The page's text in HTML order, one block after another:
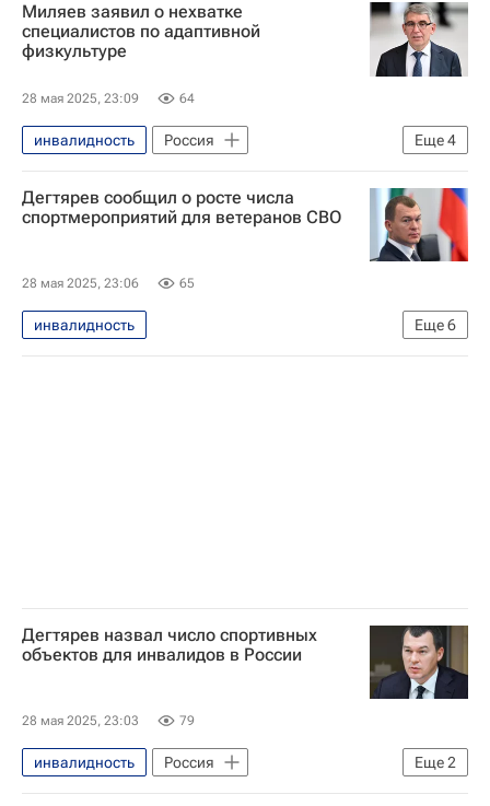
Михаил Дегтярев
Здоровье - Общество
Миляев заявил о нехватке
специалистов по адаптивной
физкультуре
28 мая 2025, 23:09 64
Еще4
инвалидность
Россия
Дмитрий Миляев
Владимир Путин
Здоровье - Общество
Спорт
Дегтярев сообщил о росте числа
спортмероприятий для ветеранов СВО
28 мая 2025, 23:06 65
Еще6
инвалидность
Специальная военная операция на Украине
Дегтярев назвал число спортивных
объектов для инвалидов в России
28 мая 2025, 23:03 79
Еще2
инвалидность
Россия
Михаил Дегтярев
Спорт